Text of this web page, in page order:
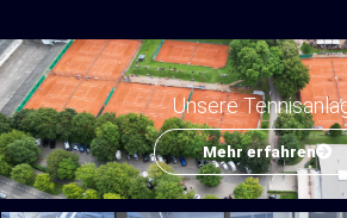
Unsere
Mehr erfahren